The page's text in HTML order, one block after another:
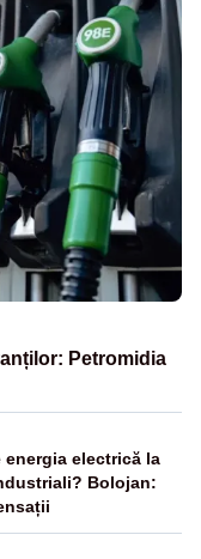
Petromidia
energia electrică la
Bolojan: